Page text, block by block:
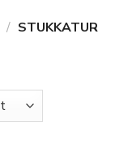
/ STUKKATUR